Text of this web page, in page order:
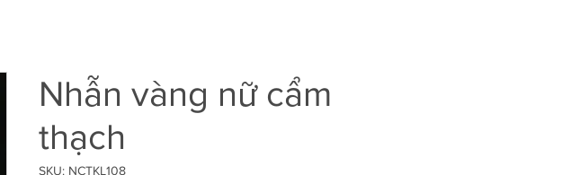
Nhẫn vàng nữ cẩm
thạch
SKU: NCTKL108